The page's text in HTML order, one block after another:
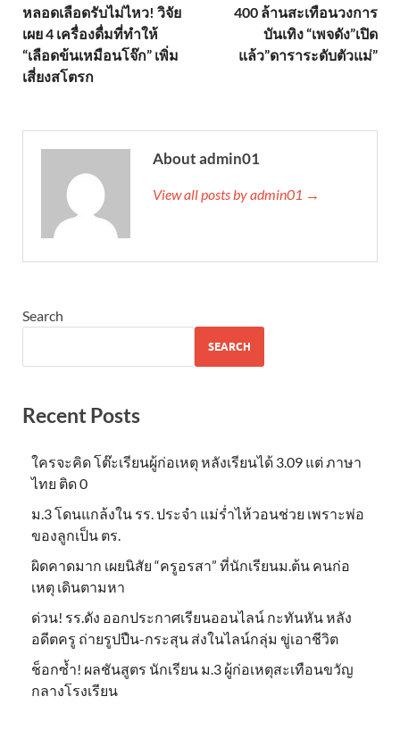
หลอดเลือดรับไม่ไหว! วิจัย
เผย 4 เครื่องดื่มที่ทำให้
“เลือดข้นเหมือนโจ๊ก” เพิ่ม
เสี่ยงสโตรก
400 ล้านสะเทือนวงการ
บันเทิง “เพจดัง”เปิด
แล้ว”ดาราระดับตัวแม่”
About admin01
View all posts by admin01 →
Search
SEARCH
Recent Posts
ใครจะคิด โต๊ะเรียนผู้ก่อเหตุ หลังเรียนได้ 3.09 แต่ ภาษา
ไทย ติด 0
ม.3 โดนแกล้งใน รร. ประจำ แม่ร่ำไห้วอนช่วย เพราะพ่อ
ของลูกเป็น ตร.
ผิดคาดมาก เผยนิสัย “ครูอรสา” ที่นักเรียนม.ต้น คนก่อ
เหตุ เดินตามหา
ด่วน! รร.ดัง ออกประกาศเรียนออนไลน์ กะทันหัน หลัง
อดีตครู ถ่ายรูปปืน-กระสุน ส่งในไลน์กลุ่ม ขู่เอาชีวิต
ช็อกซ้ำ! ผลชันสูตร นักเรียน ม.3 ผู้ก่อเหตุสะเทือนขวัญ
กลางโรงเรียน